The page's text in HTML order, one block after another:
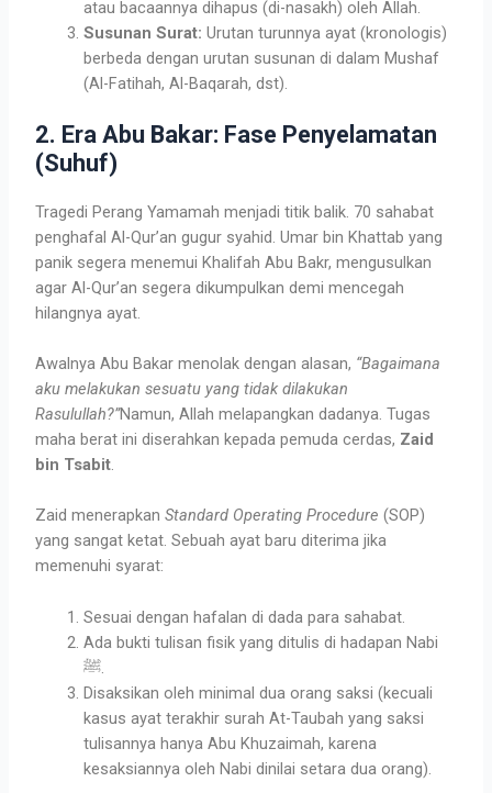
atau bacaannya dihapus (di-nasakh) oleh Allah.
Susunan Surat: Urutan turunnya ayat (kronologis)
berbeda dengan urutan susunan di dalam Mushaf
(Al-Fatihah, Al-Baqarah, dst).
2. Era Abu Bakar: Fase Penyelamatan
(Suhuf)
Tragedi Perang Yamamah menjadi titik balik. 70 sahabat
penghafal Al-Qur’an gugur syahid. Umar bin Khattab yang
panik segera menemui Khalifah Abu Bakr, mengusulkan
agar Al-Qur’an segera dikumpulkan demi mencegah
hilangnya ayat.
Awalnya Abu Bakar menolak dengan alasan, “Bagaimana
aku melakukan sesuatu yang tidak dilakukan
Rasulullah?”Namun, Allah melapangkan dadanya. Tugas
maha berat ini diserahkan kepada pemuda cerdas, Zaid
bin Tsabit.
Zaid menerapkanStandard Operating Procedure (SOP)
yang sangat ketat. Sebuah ayat baru diterima jika
memenuhi syarat:
Sesuai dengan hafalan di dada para sahabat.
Ada bukti tulisan fisik yang ditulis di hadapan Nabi
ﷺ.
Disaksikan oleh minimal dua orang saksi (kecuali
kasus ayat terakhir surah At-Taubah yang saksi
tulisannya hanya Abu Khuzaimah, karena
kesaksiannya oleh Nabi dinilai setara dua orang).